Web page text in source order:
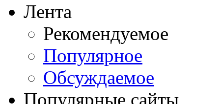
Лента
Рекомендуемое
Популярное
Обсуждаемое
Популярные сайты